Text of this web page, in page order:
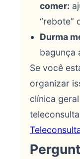
comer:
“rebote”
Durma
bagunça
Se você
organizar
clínica